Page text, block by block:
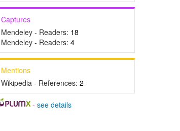
Captures
Mendeley - Readers: 18
Mendeley - Readers: 4
Mentions
Wikipedia - References: 2
-see details